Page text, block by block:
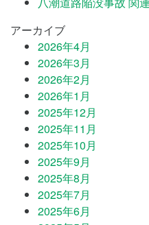
アーカイブ
2026年4月
2026年3月
2026年2月
2026年1月
2025年12月
2025年11月
2025年10月
2025年9月
2025年8月
2025年7月
2025年6月